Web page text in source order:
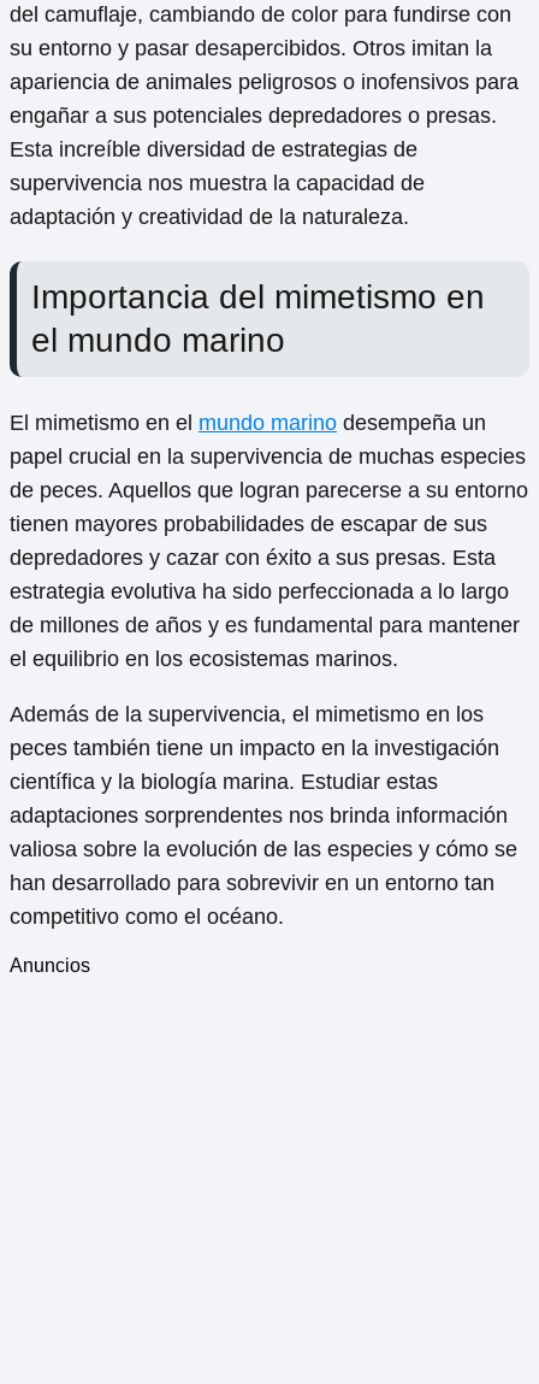
del camuflaje, cambiando de color para fundirse con
su entorno y pasar desapercibidos. Otros imitan la
apariencia de animales peligrosos o inofensivos para
engañar a sus potenciales depredadores o presas.
Esta increíble diversidad de estrategias de
supervivencia nos muestra la capacidad de
adaptación y creatividad de la naturaleza.
Importancia del mimetismo en
el mundo marino
El mimetismo en el mundo marino desempeña un
papel crucial en la supervivencia de muchas especies
de peces. Aquellos que logran parecerse a su entorno
tienen mayores probabilidades de escapar de sus
depredadores y cazar con éxito a sus presas. Esta
estrategia evolutiva ha sido perfeccionada a lo largo
de millones de años y es fundamental para mantener
el equilibrio en los ecosistemas marinos.
Además de la supervivencia, el mimetismo en los
peces también tiene un impacto en la investigación
científica y la biología marina. Estudiar estas
adaptaciones sorprendentes nos brinda información
valiosa sobre la evolución de las especies y cómo se
han desarrollado para sobrevivir en un entorno tan
competitivo como el océano.
Anuncios